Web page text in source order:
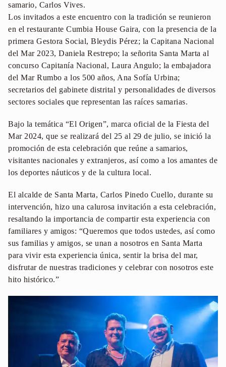
samario, Carlos Vives.
Los invitados a este encuentro con la tradición se reunieron
en el restaurante Cumbia House Gaira, con la presencia de la
primera Gestora Social, Bleydis Pérez; la Capitana Nacional
del Mar 2023, Daniela Restrepo; la señorita Santa Marta al
concurso Capitanía Nacional, Laura Angulo; la embajadora
del Mar Rumbo a los 500 años, Ana Sofía Urbina;
secretarios del gabinete distrital y personalidades de diversos
sectores sociales que representan las raíces samarias.
Bajo la temática “El Origen”, marca oficial de la Fiesta del
Mar 2024, que se realizará del 25 al 29 de julio, se inició la
promoción de esta celebración que reúne a samarios,
visitantes nacionales y extranjeros, así como a los amantes de
los deportes náuticos y de la cultura local.
El alcalde de Santa Marta, Carlos Pinedo Cuello, durante su
intervención, hizo una calurosa invitación a esta celebración,
resaltando la importancia de compartir esta experiencia con
familiares y amigos: “Queremos que todos ustedes, así como
sus familias y amigos, se unan a nosotros en Santa Marta
para vivir esta experiencia única, sentir la brisa del mar,
disfrutar de nuestras tradiciones y celebrar con nosotros este
hito histórico.”